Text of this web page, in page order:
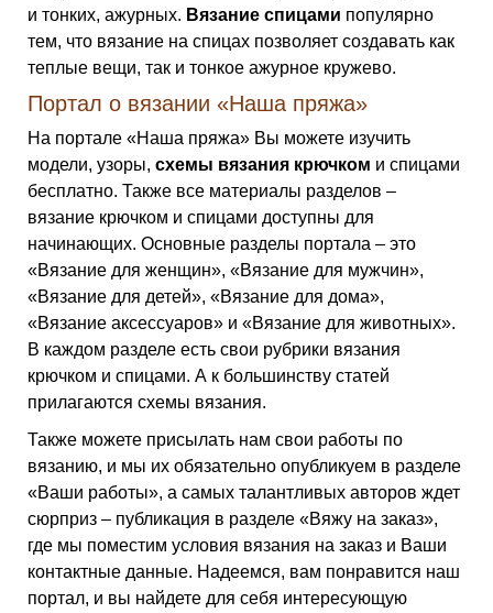
и тонких, ажурных. Вязание спицами популярно
тем, что вязание на спицах позволяет создавать как
теплые вещи, так и тонкое ажурное кружево.
Портал о вязании «Наша пряжа»
На портале «Наша пряжа» Вы можете изучить
модели, узоры, схемы вязания крючком и спицами
бесплатно. Также все материалы разделов –
вязание крючком и спицами доступны для
начинающих. Основные разделы портала – это
«Вязание для женщин», «Вязание для мужчин»,
«Вязание для детей», «Вязание для дома»,
«Вязание аксессуаров» и «Вязание для животных».
В каждом разделе есть свои рубрики вязания
крючком и спицами. А к большинству статей
прилагаются схемы вязания.
Также можете присылать нам свои работы по
вязанию, и мы их обязательно опубликуем в разделе
«Ваши работы», а самых талантливых авторов ждет
сюрприз – публикация в разделе «Вяжу на заказ»,
где мы поместим условия вязания на заказ и Ваши
контактные данные. Надеемся, вам понравится наш
портал, и вы найдете для себя интересующую